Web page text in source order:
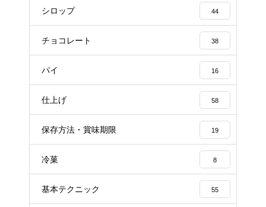
シロップ 44
チョコレート 38
パイ 16
仕上げ 58
保存方法・賞味期限 19
冷菓 8
基本テクニック 55